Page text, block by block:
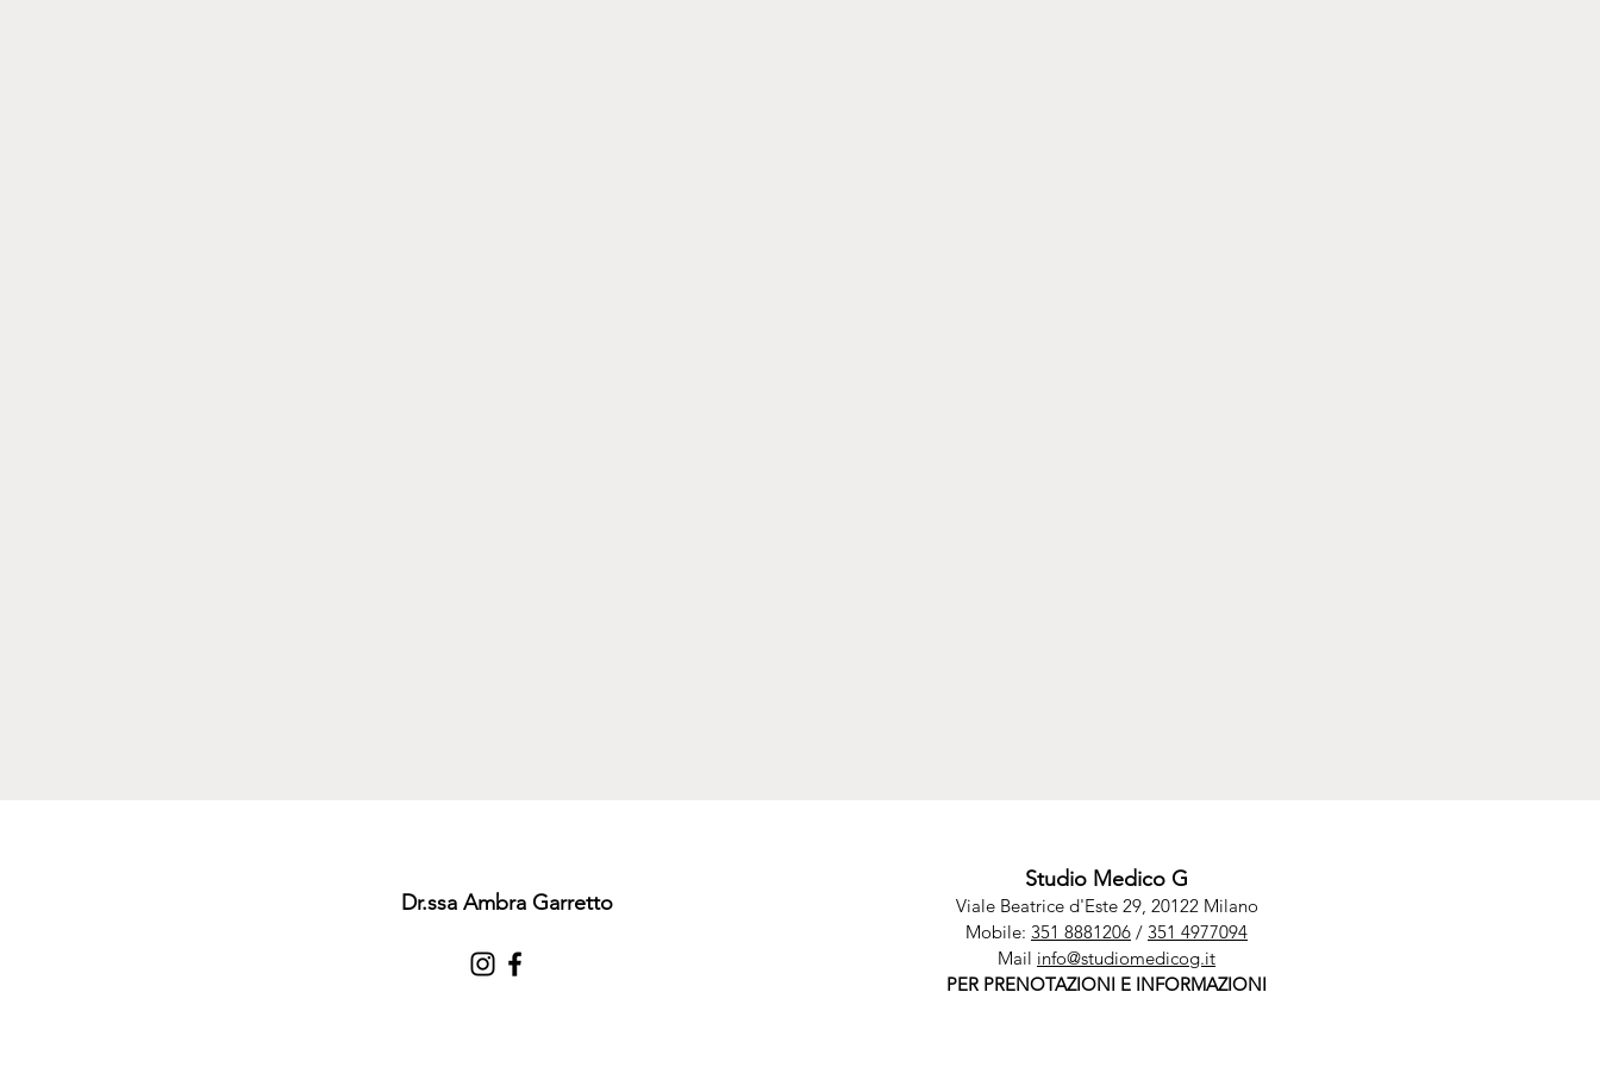
Dr.ssa Ambra Garretto
Studio Medico G
Viale Beatrice d'Este 29, 20122 Milano
Mobile: 351 8881206 / 351 4977094
Mail info@studiomedicog.it
PER PRENOTAZIONI E INFORMAZIONI